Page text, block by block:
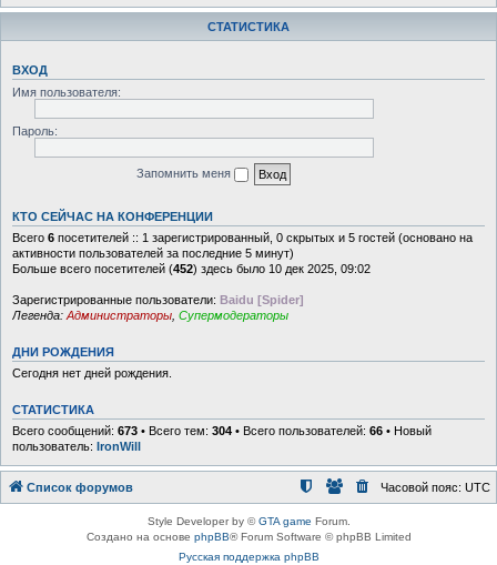
СТАТИСТИКА
ВХОД
Имя пользователя:
Пароль:
Запомнить меня
КТО СЕЙЧАС НА КОНФЕРЕНЦИИ
Всего 6 посетителей :: 1 зарегистрированный, 0 скрытых и 5 гостей (основано на
активности пользователей за последние 5 минут)
Больше всего посетителей (452) здесь было 10 дек 2025, 09:02
Зарегистрированные пользователи: Baidu [Spider]
Легенда: Администраторы Супермодераторы
ДНИ РОЖДЕНИЯ
Сегодня нет дней рождения.
СТАТИСТИКА
Всего сообщений: 673 • Всего тем: 304 • Всего пользователей: 66 • Новый
пользователь: IronWill
Список форумов Часовой пояс: UTC
Style Developer by ©GTA game Forum.
Создано на основе phpBB® Forum Software © phpBB Limited
Русская поддержка phpBB